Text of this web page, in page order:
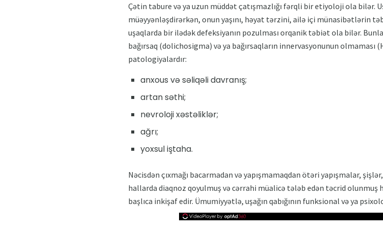
Çətin tabure və ya uzun müddət çatışmazlığı fərqli bir etiyoloji ola bilər.
müəyyənləşdirərkən, onun yaşını, həyat tərzini, ailə içi münasibətlərin
uşaqlarda bir ilədək defeksiyanın pozulması orqanik təbiət ola bilər.
bağırsaq (dolichosigma) və ya bağırsaqların innervasyonunun
patologiyalardır:
anxous və səliqəli davranış;
artan səthi;
nevroloji xəstəliklər;
ağrı;
yoxsul iştaha.
Nəcisdən çıxmağı bacarmadan və yapışmamaqdan ötəri yapışmalar,
hallarda diaqnoz qoyulmuş və cərrahi müalicə tələb edən təcrid olunmuş
başlıca inkişaf edir. Ümumiyyətlə, uşağın qabığının funksional və ya